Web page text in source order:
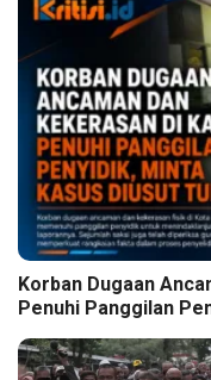
Korban Dugaan
Penuhi Panggilan